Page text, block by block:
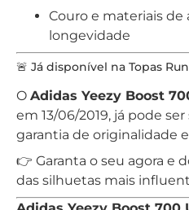
Couro e materiais de
longevidade
🚨 Já disponível na Topas
O Adidas Yeezy Boost
em 13/06/2019, já pode ser
garantia de originalidade
👉 Garanta o seu agora e
das silhuetas mais